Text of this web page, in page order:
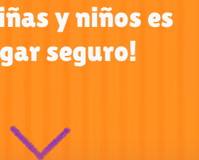
y niños es
seguro!